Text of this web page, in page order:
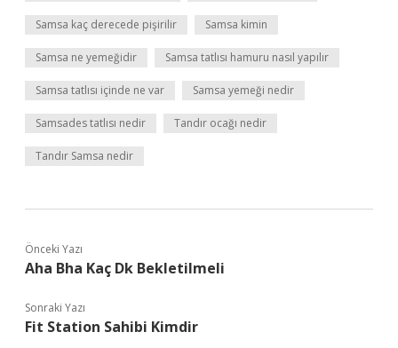
Samsa kaç derecede pişirilir Samsa kimin
Samsa ne yemeğidir Samsa tatlısı hamuru nasıl yapılır
Samsa tatlısı içinde ne var Samsa yemeği nedir
Samsades tatlısı nedir Tandır ocağı nedir
Tandır Samsa nedir
Önceki Yazı
Aha Bha Kaç Dk Bekletilmeli
Sonraki Yazı
Fit Station Sahibi Kimdir